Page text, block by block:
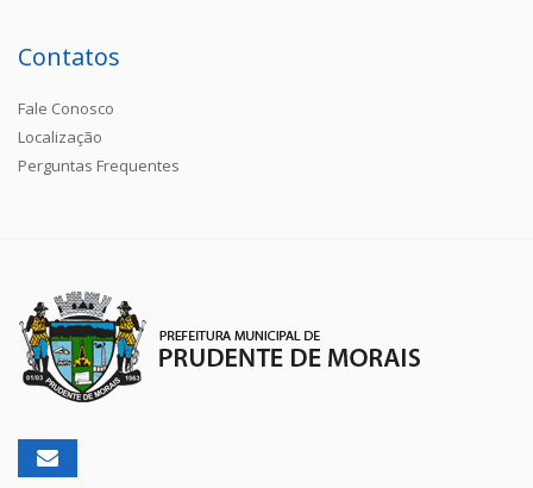
Contatos
Fale Conosco
Localização
Perguntas Frequentes